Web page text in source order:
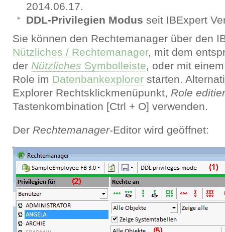
2014.06.17.
DDL-Privilegien Modus seit IBExpert
Sie können den Rechtemanager über den
Nützliches / Rechtemanager, mit dem
der Nützliches Symbolleiste, oder mit
Role im Datenbankexplorerstarten.
Explorer Rechtsklickmenüpunkt, Role
Tastenkombination [Ctrl + O] verwenden.
Der Rechtemanager-Editor wird geöffnet: